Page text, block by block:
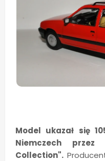
Model ukazał się
Niemczech
Collection".